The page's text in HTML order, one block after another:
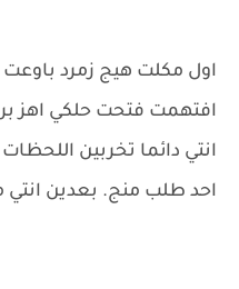
اول مكلت هيج زمرد باوعت
افتهمت فتحت حلكي اهز
انتي دائما تخربين
احد طلب منج. بعدين